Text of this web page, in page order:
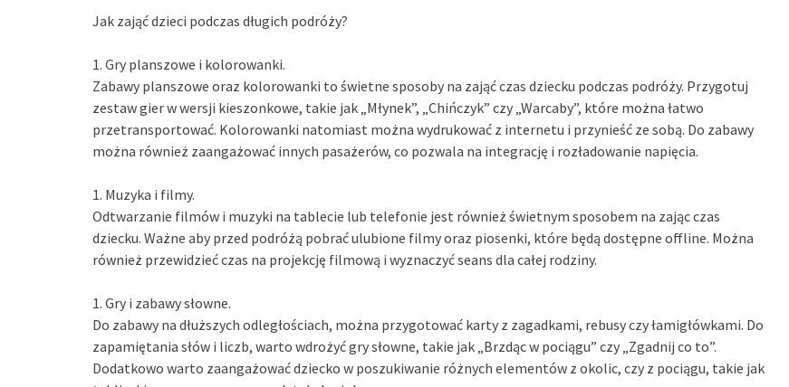
Jak zająć dzieci podczas długich podróży?
1. Gry planszowe i kolorowanki.
Zabawy planszowe oraz kolorowanki to świetne sposoby na zająć czas dziecku podczas podróży. Przygotuj
zestaw gier w wersji kieszonkowe, takie jak „Młynek”, „Chińczyk” czy „Warcaby”, które można łatwo
przetransportować. Kolorowanki natomiast można wydrukować z internetu i przynieść ze sobą. Do zabawy
można również zaangażować innych pasażerów, co pozwala na integrację i rozładowanie napięcia.
1. Muzyka i filmy.
Odtwarzanie filmów i muzyki na tablecie lub telefonie jest również świetnym sposobem na zając czas
dziecku. Ważne aby przed podróżą pobrać ulubione filmy oraz piosenki, które będą dostępne offline. Można
również przewidzieć czas na projekcję filmową i wyznaczyć seans dla całej rodziny.
1. Gry i zabawy słowne.
Do zabawy na dłuższych odległościach, można przygotować karty z zagadkami, rebusy czy łamigłówkami. Do
zapamiętania słów i liczb, warto wdrożyć gry słowne, takie jak „Brzdąc w pociągu” czy „Zgadnij co to”.
Dodatkowo warto zaangażować dziecko w poszukiwanie różnych elementów z okolic, czy z pociągu, takie jak